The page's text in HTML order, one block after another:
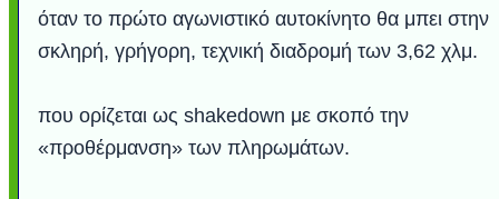
όταν το πρώτο αγωνιστικό αυτοκίνητο θα μπει στην
σκληρή, γρήγορη, τεχνική διαδρομή των 3,62 χλμ.
που ορίζεται ως shakedown με σκοπό την
«προθέρμανση» των πληρωμάτων.